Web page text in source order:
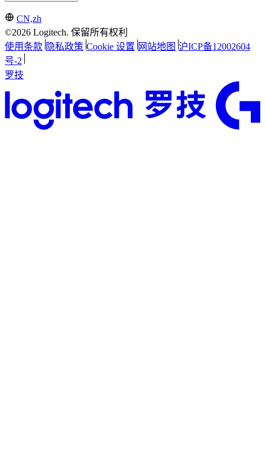
CN,zh
©2026 Logitech. 保留所有权利
使用条款 隐私政策 Cookie 设置 网站地图 沪ICP备12002604
号-2
罗技